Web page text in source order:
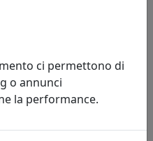
ci permettono di
o annunci
la performance.